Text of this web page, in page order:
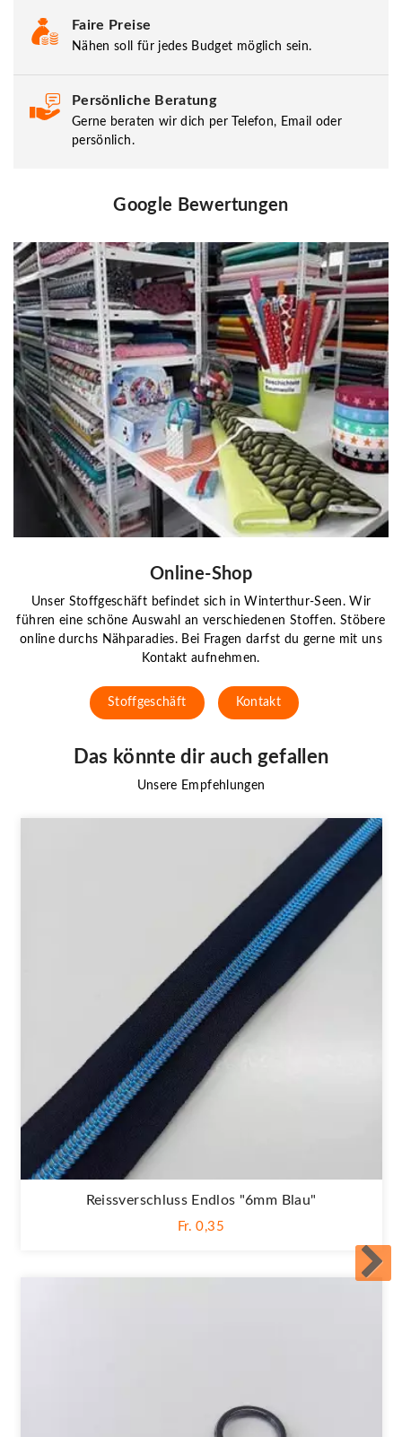
Faire Preise
Nähen soll für jedes Budget möglich sein.
Persönliche Beratung
Gerne beraten wir dich per Telefon, Email oder
persönlich.
Google Bewertungen
Online-Shop
Unser Stoffgeschäft befindet sich in Winterthur-Seen. Wir
führen eine schöne Auswahl an verschiedenen Stoffen. Stöbere
online durchs Nähparadies. Bei Fragen darfst du gerne mit uns
Kontakt aufnehmen.
Stoffgeschäft Kontakt
Das könnte dir auch gefallen
Unsere Empfehlungen
Reissverschluss Endlos "6mm Blau"
Fr. 0,35